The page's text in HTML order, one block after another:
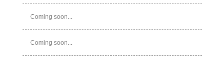
Coming soon...
Coming soon...